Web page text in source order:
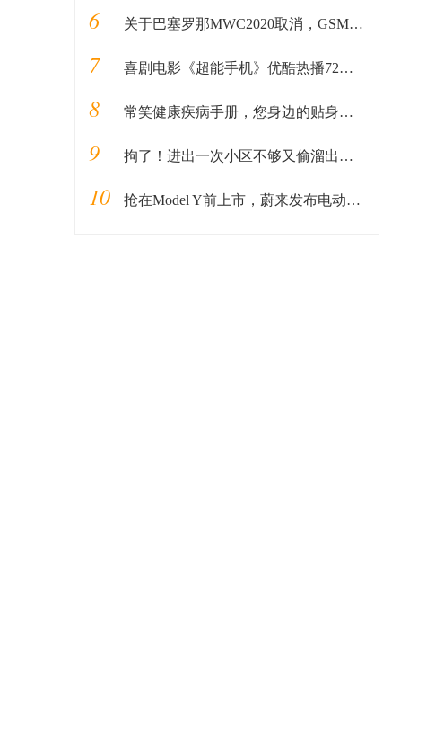
6 关于巴塞罗那MWC2020取消，GSMA的CEO有话说
7 喜剧电影《超能手机》优酷热播72小时燃爆各大榜单
8 常笑健康疾病手册，您身边的贴身医疗顾问
9 拘了！进出一次小区不够又偷溜出去，齐市男子遇劝阻摔坏工作人员手机
10 抢在Model Y前上市，蔚来发布电动轿跑SUV EC6